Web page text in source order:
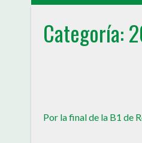
Categoría:
Por la final de la B1 de